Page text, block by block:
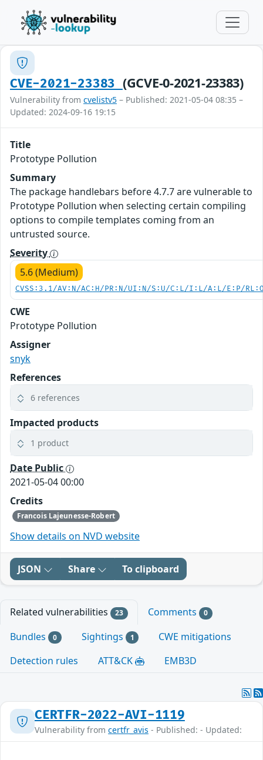
CVE-2021-23383 (GCVE-0-2021-23383)
Vulnerability from cvelistv5 – Published: 2021-05-04 08:35 –
Updated: 2024-09-16 19:15
Title
Prototype Pollution
Summary
The package handlebars before 4.7.7 are vulnerable to
Prototype Pollution when selecting certain compiling
options to compile templates coming from an
untrusted source.
Severity
5.6 (Medium)
CVSS:3.1/AV:N/AC:H/PR:N/UI:N/S:U/C:L/I:L/A:L/E:P/
CWE
Prototype Pollution
Assigner
snyk
References
6 references
Impacted products
1 product
Date Public
2021-05-04 00:00
Credits
Francois Lajeunesse-Robert
Show details on NVD website
JSON Share To clipboard
Related vulnerabilities 23 Comments 0
Bundles 0 Sightings 1
CWE mitigations
Detection rules
ATT&CK EMB3D
CERTFR-2022-AVI-1119
Vulnerability from certfr_avis - Published: - Updated: